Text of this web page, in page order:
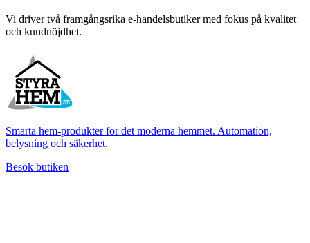
Vi driver två framgångsrika e-handelsbutiker med fokus på kvalitet
och kundnöjdhet.
Smarta hem-produkter för det moderna hemmet. Automation,
belysning och säkerhet.
Besök butiken